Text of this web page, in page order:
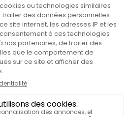
le ciliegie di caffè vengono
lavate comunitariamente nel
magazzino centrale della
all’esportazione.
tutti gli altri suoicaffè in
per una
dicaffè corposi
Malongo
Classico